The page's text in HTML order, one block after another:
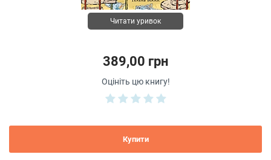
Читати уривок
389,00 грн
Оцініть цю книгу!
Купити